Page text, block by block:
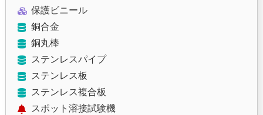
保護ビニール
銅合金
銅丸棒
ステンレスパイプ
ステンレス板
ステンレス複合板
スポット溶接試験機